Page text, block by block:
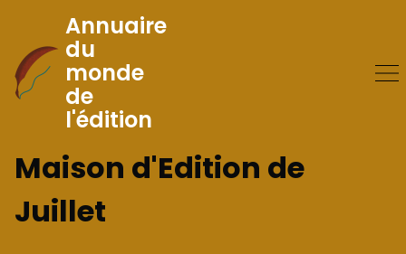
Skip
to
Content
Annuaire
du
monde
de
l'édition
Maison d'Edition de
Juillet